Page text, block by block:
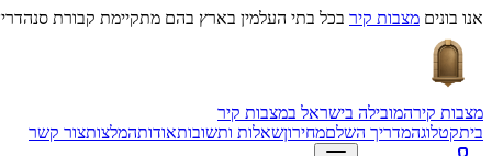
אנו בונים מצבות קיר בכל בתי העלמין בארץ בהם מתקיימת קבורת
מצבות קירהמובילה בישראל במצבות קיר
ביתקטלוגהמדריך השלםמחירוןשאלות ותשובותאודותהמלצותצור קשר